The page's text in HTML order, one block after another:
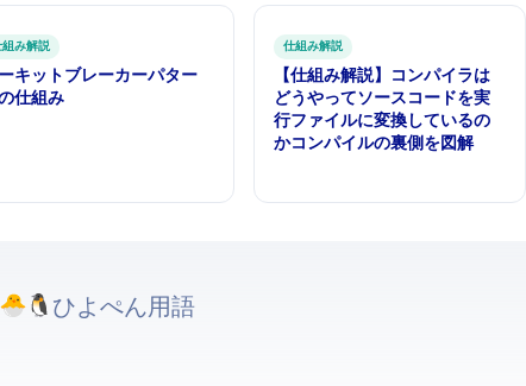
組み解説
キットブレーカーパター
仕組み
仕組み解説
【仕組み解説】コンパイラは
どうやってソースコードを実
行ファイルに変換しているの
か — コンパイルの裏側を図解
ひよぺんIT用語. All rights reserved.